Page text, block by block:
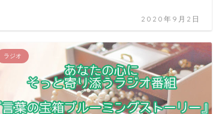
2020年9月2日
ラジオ